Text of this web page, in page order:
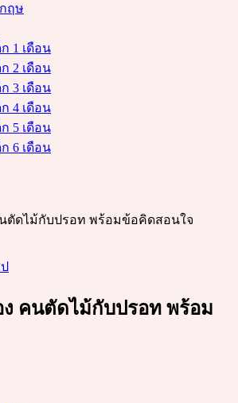
ฤษ
1 เดือน
2 เดือน
3 เดือน
4 เดือน
5 เดือน
6 เดือน
ง คนตัดไม้กับปรอท พร้อม